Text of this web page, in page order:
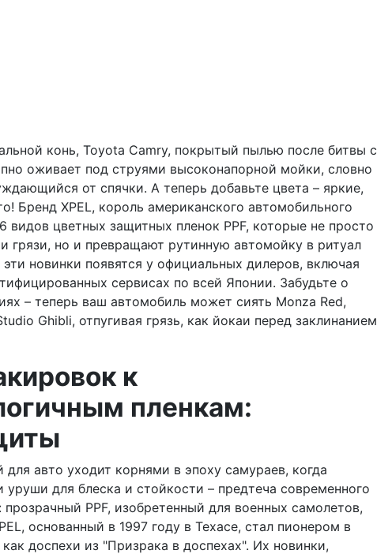
конь, Toyota Camry, покрытый пылью после битвы с
оживает под струями высоконапорной мойки, словно
от спячки. А теперь добавьте цвета – яркие,
Бренд XPEL, король американского автомобильного
видов цветных защитных пленок PPF, которые не просто
грязи, но и превращают рутинную автомойку в ритуал
новинки появятся у официальных дилеров, включая
сервисах по всей Японии. Забудьте о
– теперь ваш автомобиль может сиять Monza Red,
Ghibli, отпугивая грязь, как йокаи перед заклинанием
к
пленкам:
авто уходит корнями в эпоху самураев, когда
уруши для блеска и стойкости – предтеча современного
PPF, изобретенный для военных самолетов,
основанный в 1997 году в Техасе, стал пионером в
доспехи из "Призрака в доспехах". Их новинки,